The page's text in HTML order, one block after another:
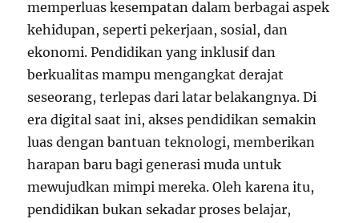
memperluas kesempatan dalam berbagai aspek
kehidupan, seperti pekerjaan, sosial, dan
ekonomi. Pendidikan yang inklusif dan
berkualitas mampu mengangkat derajat
seseorang, terlepas dari latar belakangnya. Di
era digital saat ini, akses pendidikan semakin
luas dengan bantuan teknologi, memberikan
harapan baru bagi generasi muda untuk
mewujudkan mimpi mereka. Oleh karena itu,
pendidikan bukan sekadar proses belajar,